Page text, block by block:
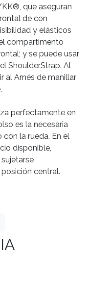
que aseguran
de con
y elásticos
compartimento
y se puede usar
ShoulderStrap. Al
al Arnés de manillar
perfectamente en
es la necesaria
la rueda. En el
disponible,
central.